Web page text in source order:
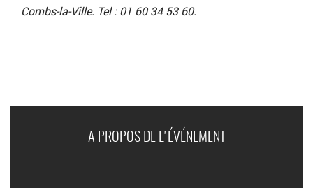
Combs-la-Ville. Tel : 01 60 34 53 60.
A PROPOS DE L'ÉVÉNEMENT